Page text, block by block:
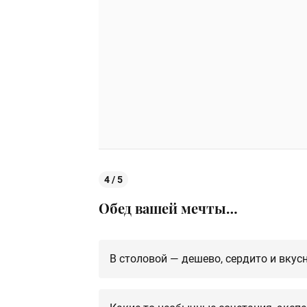
4 / 5
Обед вашей мечты…
В столовой — дешево, сердито и